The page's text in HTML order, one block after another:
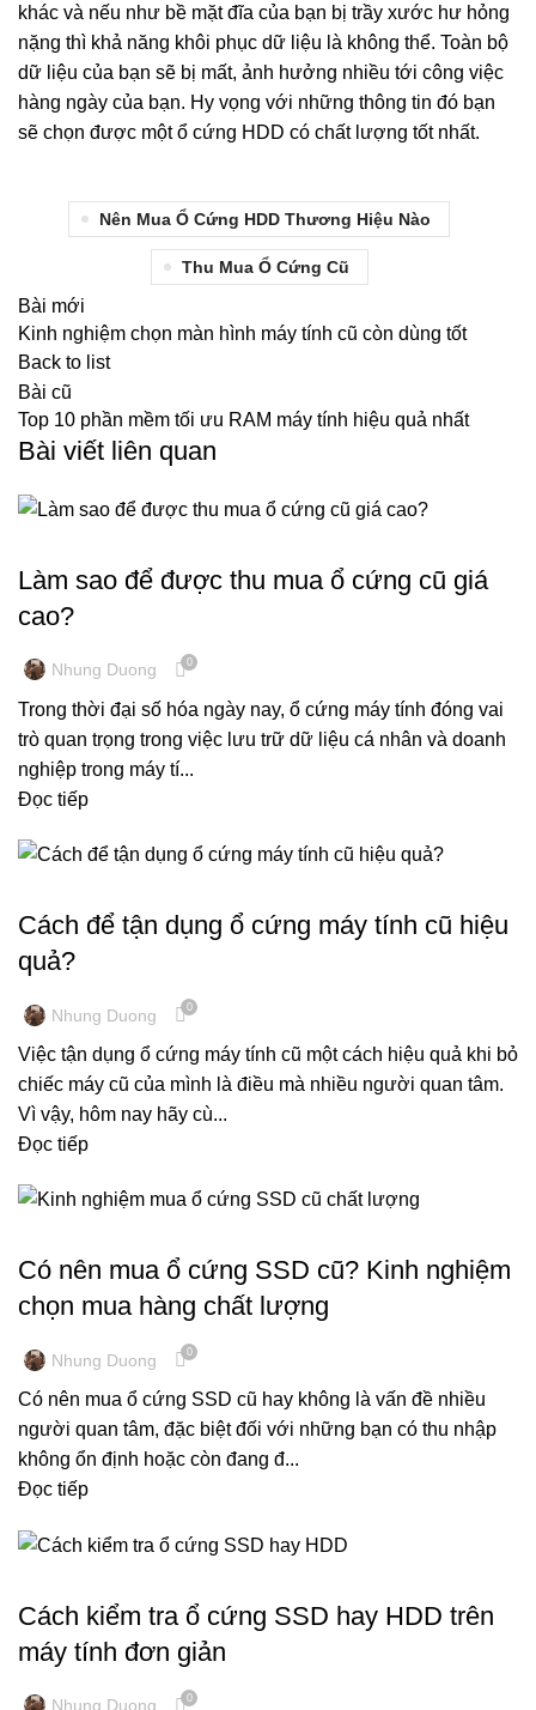
khác và nếu như bề mặt đĩa của bạn bị trầy xước hư hỏng
nặng thì khả năng khôi phục dữ liệu là không thể. Toàn bộ
dữ liệu của bạn sẽ bị mất, ảnh hưởng nhiều tới công việc
hàng ngày của bạn. Hy vọng với những thông tin đó bạn
sẽ chọn được một ổ cứng HDD có chất lượng tốt nhất.
Nên Mua Ổ Cứng HDD Thương Hiệu Nào
Thu Mua Ổ Cứng Cũ
Bài mới
Kinh nghiệm chọn màn hình máy tính cũ còn dùng tốt
Back to list
Bài cũ
Top 10 phần mềm tối ưu RAM máy tính hiệu quả nhất
Bài viết liên quan
Làm sao để được thu mua ổ cứng cũ giá
cao?
Nhung Duong 0
Trong thời đại số hóa ngày nay, ổ cứng máy tính đóng vai
trò quan trọng trong việc lưu trữ dữ liệu cá nhân và doanh
nghiệp trong máy tí...
Đọc tiếp
Cách để tận dụng ổ cứng máy tính cũ hiệu
quả?
Nhung Duong 0
Việc tận dụng ổ cứng máy tính cũ một cách hiệu quả khi bỏ
chiếc máy cũ của mình là điều mà nhiều người quan tâm.
Vì vậy, hôm nay hãy cù...
Đọc tiếp
Có nên mua ổ cứng SSD cũ? Kinh nghiệm
chọn mua hàng chất lượng
Nhung Duong 0
Có nên mua ổ cứng SSD cũ hay không là vấn đề nhiều
người quan tâm, đặc biệt đối với những bạn có thu nhập
không ổn định hoặc còn đang đ...
Đọc tiếp
Cách kiểm tra ổ cứng SSD hay HDD trên
máy tính đơn giản
Nhung Duong 0